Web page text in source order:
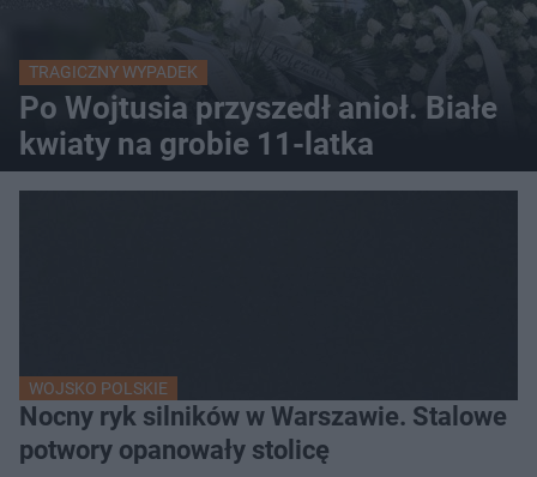
TRAGICZNY WYPADEK
Po Wojtusia przyszedł anioł. Białe
kwiaty na grobie 11-latka
WOJSKO POLSKIE
Nocny ryk silników w Warszawie. Stalowe
potwory opanowały stolicę